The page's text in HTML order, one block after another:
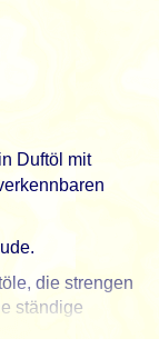
Duftöl mit
die strengen
ständige